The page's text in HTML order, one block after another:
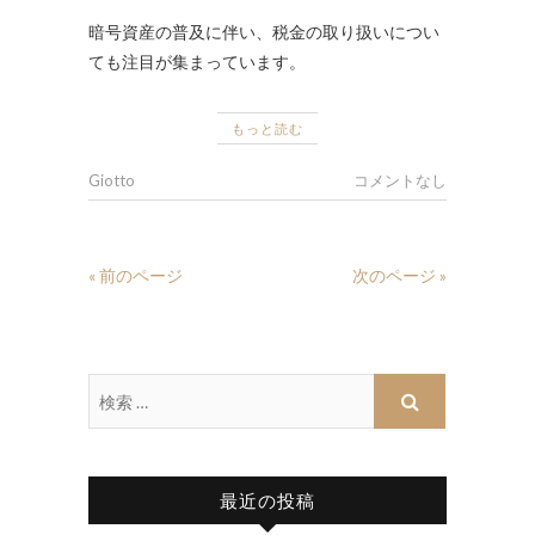
暗号資産の普及に伴い、税金の取り扱いについ
ても注目が集まっています。
もっと読む
Giotto コメントなし
« 前のページ 次のページ »
最近の投稿